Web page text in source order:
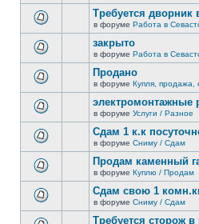
новых
непрочитанных
сообщений.
новых
непрочитанных
сообщений.
новых
непрочитанных
сообщений.
Требуется дворник
в форуме Работа в
новых
непрочитанных
сообщений.
закрыто
в форуме Работа в
новых
непрочитанных
сообщений.
Продано
в форуме Купля, продажа,
новых
непрочитанных
сообщений.
электромонтажные
в форуме Услуги / Разное
новых
непрочитанных
сообщений.
Сдам 1 к.к
в форуме Сниму / Сдам
новых
непрочитанных
Продам каменный
в форуме Куплю / Продам
Сдам свою 1
в форуме Сниму / Сдам
Требуется сторож